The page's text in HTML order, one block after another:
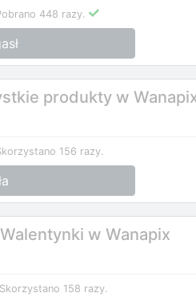
448 razy.
produkty w
156 razy.
w Wanapix
Skorzystano 158 razy.